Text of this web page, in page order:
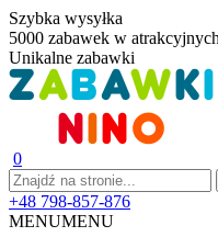
Szybka wysyłka
5000 zabawek w
Unikalne zabawki
0
+48 798-857-876
MENUMENU